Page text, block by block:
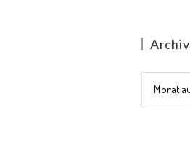
Archiv
Archiv